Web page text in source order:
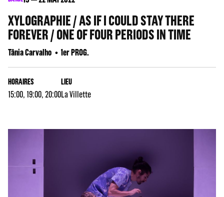
XYLOGRAPHIE / AS IF I COULD STAY THERE
FOREVER / ONE OF FOUR PERIODS IN TIME
Tânia Carvalho 1er PROG.
HORAIRES
15:00, 19:00, 20:00
LIEU
La Villette